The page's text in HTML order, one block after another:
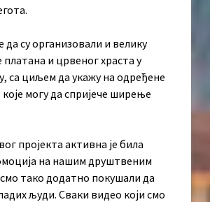
да су организовали и велику
платана и црвеног храста у
са циљем да укажу на одређене
могу да спријече ширење
пројекта активна је била
на нашим друштвеним
тако додатно покушали да
људи. Сваки видео који смо